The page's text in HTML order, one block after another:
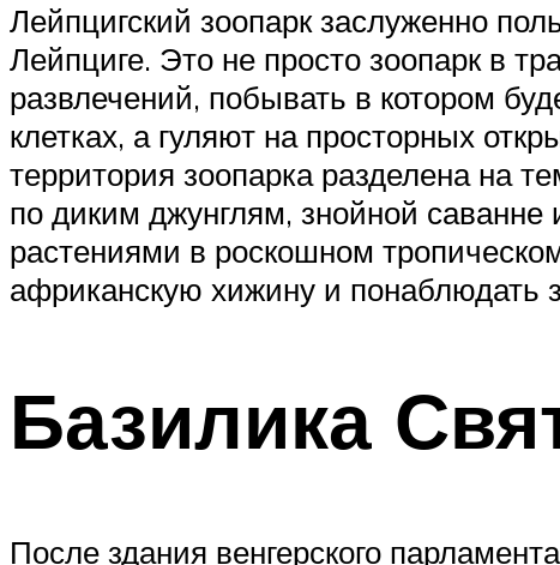
Лейпцигский зоопарк заслуженно
Лейпциге. Это не просто зоопарк в
развлечений, побывать в котором
клетках, а гуляют на просторных
территория зоопарка разделена на
по диким джунглям, знойной
растениями в роскошном
африканскую хижину и понаблюдать
Базилика
После здания венгерского